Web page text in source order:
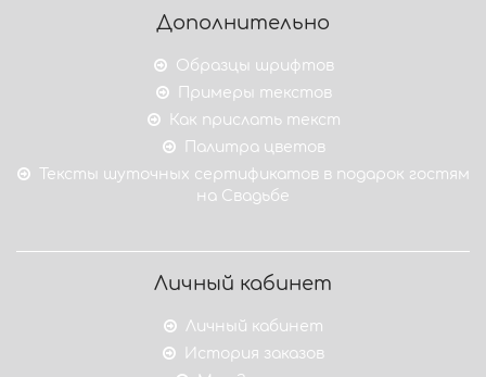
Дополнительно
Образцы шрифтов
Примеры текстов
Как прислать текст
Палитра цветов
Тексты шуточных сертификатов в подарок гостям
на Свадьбе
Личный кабинет
Личный кабинет
История заказов